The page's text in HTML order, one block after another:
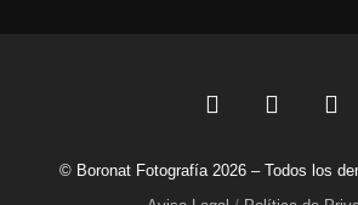
F
e
L
k
I
t
© Boronat Fotografía 2026 – Todos los